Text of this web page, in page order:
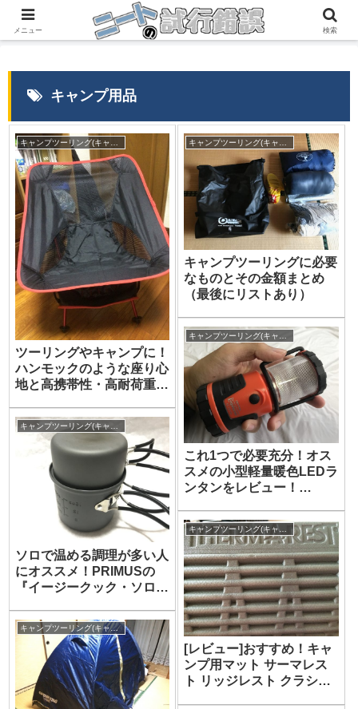
『自分の経験』→『誰かの役に立つ情報』
キャンプ用品
ツーリングやキャンプに！
ハンモックのような座り心
地と高携帯性・高耐荷重を
ウトドアチェア！
[Airbibo]
キャンプツーリングに必要
なものとその金額まとめ
（最後にリストあり）
これ1つで必要充分！オス
スメの小型軽量暖色LEDラ
ンタンをレビュー！
ー『EX-1977IS』]
ソロで温める調理が多い人
にオススメ！PRIMUSの
『イージークック・ソロセ
ュー[P-CK-K102]
キャンプツーリング(キャンプ)
[レビュー]おすすめ！キャ
ンプ用マット サーマレス
ト リッジレスト クラシッ
キャンプツーリング(キャンプ)
メニュー 検索